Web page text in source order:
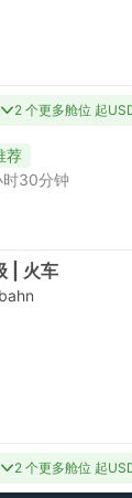
2 个更多舱位 起
荐
时30分钟
| 火车
2 个更多舱位 起